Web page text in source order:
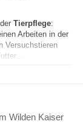
Tierpflege:
Arbeiten in der
Versuchstieren
Wilden Kaiser